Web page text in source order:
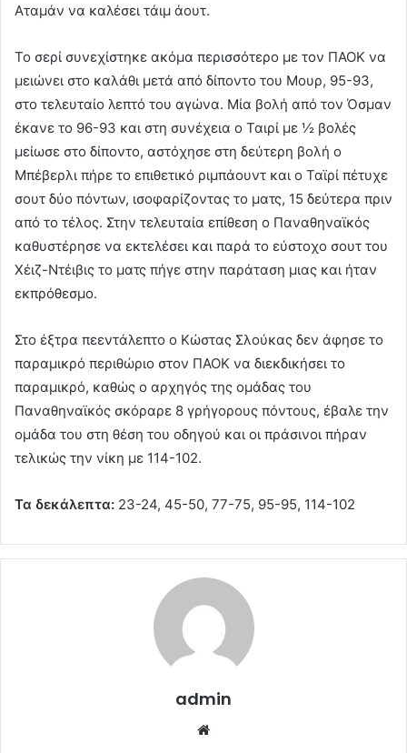
Αταμάν να καλέσει τάιμ άουτ.
Το σερί συνεχίστηκε ακόμα περισσότερο με τον ΠΑΟΚ να
μειώνει στο καλάθι μετά από δίποντο του Μουρ, 95-93,
στο τελευταίο λεπτό του αγώνα. Μία βολή από τον Όσμαν
έκανε το 96-93 και στη συνέχεια ο Ταιρί με ½ βολές
μείωσε στο δίποντο, αστόχησε στη δεύτερη βολή ο
Μπέβερλι πήρε το επιθετικό ριμπάουντ και ο Ταϊρί πέτυχε
σουτ δύο πόντων, ισοφαρίζοντας το ματς, 15 δεύτερα πριν
από το τέλος. Στην τελευταία επίθεση ο Παναθηναϊκός
καθυστέρησε να εκτελέσει και παρά το εύστοχο σουτ του
Χέιζ-Ντέιβις το ματς πήγε στην παράταση μιας και ήταν
εκπρόθεσμο.
Στο έξτρα πεεντάλεπτο ο Κώστας Σλούκας δεν άφησε το
παραμικρό περιθώριο στον ΠΑΟΚ να διεκδικήσει το
παραμικρό, καθώς ο αρχηγός της ομάδας του
Παναθηναϊκός σκόραρε 8 γρήγορους πόντους, έβαλε την
ομάδα του στη θέση του οδηγού και οι πράσινοι πήραν
τελικώς την νίκη με 114-102.
Τα δεκάλεπτα: 23-24, 45-50, 77-75, 95-95, 114-102
admin